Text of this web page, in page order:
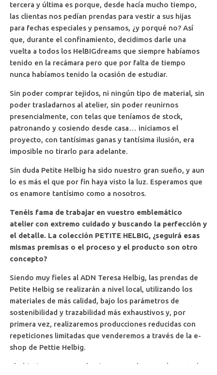
tercera y última es porque, desde hacía mucho tiempo,
las clientas nos pedían prendas para vestir a sus hijas
para fechas especiales y pensamos, ¿y porqué no? Así
que, durante el confinamiento, decidimos darle una
vuelta a todos los HelBIGdreams que siempre habíamos
tenido en la recámara pero que por falta de tiempo
nunca habíamos tenido la ocasión de estudiar.
Sin poder comprar tejidos, ni ningún tipo de material, sin
poder trasladarnos al atelier, sin poder reunirnos
presencialmente, con telas que teníamos de stock,
patronando y cosiendo desde casa… iniciamos el
proyecto, con tantísimas ganas y tantísima ilusión, era
imposible no tirarlo para adelante.
Sin duda Petite Helbig ha sido nuestro gran sueño, y aun
lo es más el que por fin haya visto la luz. Esperamos que
os enamore tantísimo como a nosotros.
Tenéis fama de trabajar en vuestro emblemático
atelier con extremo cuidado y buscando la perfección y
el detalle. La colección PETITE HELBIG, ¿seguirá esas
mismas premisas o el proceso y el producto son otro
concepto?
Siendo muy fieles al ADN Teresa Helbig, las prendas de
Petite Helbig se realizarán a nivel local, utilizando los
materiales de más calidad, bajo los parámetros de
sostenibilidad y trazabilidad más exhaustivos y, por
primera vez, realizaremos producciones reducidas con
repeticiones limitadas que venderemos a través de la e-
shop de Pettie Helbig.
El objetivo es crear colecciones anuales complementadas